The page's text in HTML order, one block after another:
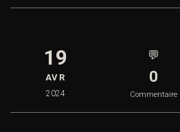
19
AVR
2024
💬
0
Commentaire